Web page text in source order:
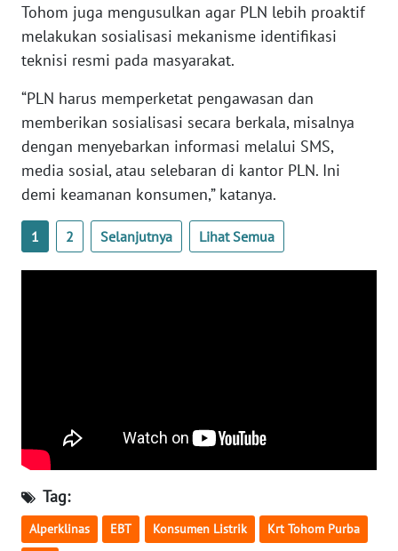
Tohom juga mengusulkan agar PLN lebih proaktif
melakukan sosialisasi mekanisme identifikasi
teknisi resmi pada masyarakat.
“PLN harus memperketat pengawasan dan
memberikan sosialisasi secara berkala, misalnya
dengan menyebarkan informasi melalui SMS,
media sosial, atau selebaran di kantor PLN. Ini
demi keamanan konsumen,” katanya.
1 2 Selanjutnya Lihat Semua
Tag:
Alperklinas EBT Konsumen Listrik Krt Tohom Purba
NTB
WN
WN
SULBAR
WN
WN
JATENG